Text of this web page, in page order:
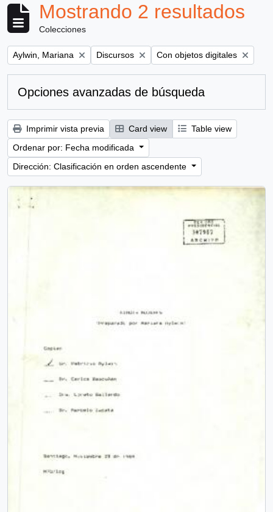
Mostrando 2 resultados
Colecciones
Remove filter:
Aylwin, Mariana Remove filter:
Discursos Remove filter:
Con objetos digitales
Opciones avanzadas de búsqueda
Imprimir vista previa Card view
Table view
Ordenar por: Fecha modificada
Dirección: Clasificación en orden ascendente